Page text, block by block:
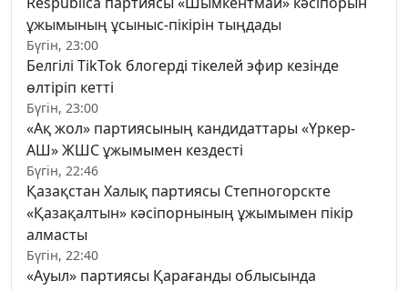
ұжымының ұсыныс-пікірін тыңдады
Бүгін, 23:00
Белгілі TikTok блогерді тікелей эфир кезінде
өлтіріп кетті
Бүгін, 23:00
«Ақ жол» партиясының кандидаттары «Үркер-
АШ» ЖШС ұжымымен кездесті
Бүгін, 22:46
Қазақстан Халық партиясы Степногорскте
«Қазақалтын» кәсіпорнының ұжымымен пікір
алмасты
Бүгін, 22:40
«Ауыл» партиясы Қарағанды облысында